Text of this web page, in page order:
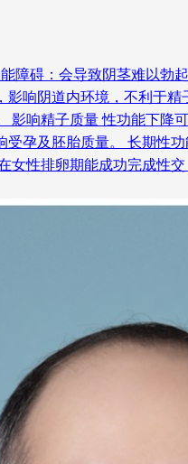
障碍：会导致阴茎难以勃
响阴道内环境，不利于
响精子质量 性功能下
孕及胚胎质量。 长期性
性排卵期能成功完成性